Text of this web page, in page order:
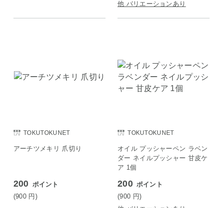
他 バリエーションあり
TOKUTOKUNET
アーチツメキリ 爪切り
200 ポイント
(900 円)
TOKUTOKUNET
オイル プッシャーペン ラベン
ダー ネイルプッシャー 甘皮ケ
ア 1個
200 ポイント
(900 円)